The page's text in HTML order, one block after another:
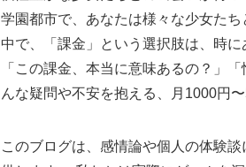
学園都市で、あなたは様々な少女た
中で、「課金」という選択肢は、時
「この課金、本当に意味あるの？」
んな疑問や不安を抱える、月1000円
このブログは、感情論や個人の体験